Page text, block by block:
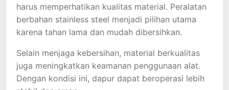
harus memperhatikan kualitas material. Peralatan
berbahan stainless steel menjadi pilihan utama
karena tahan lama dan mudah dibersihkan.
Selain menjaga kebersihan, material berkualitas
juga meningkatkan keamanan penggunaan alat.
Dengan kondisi ini, dapur dapat beroperasi lebih